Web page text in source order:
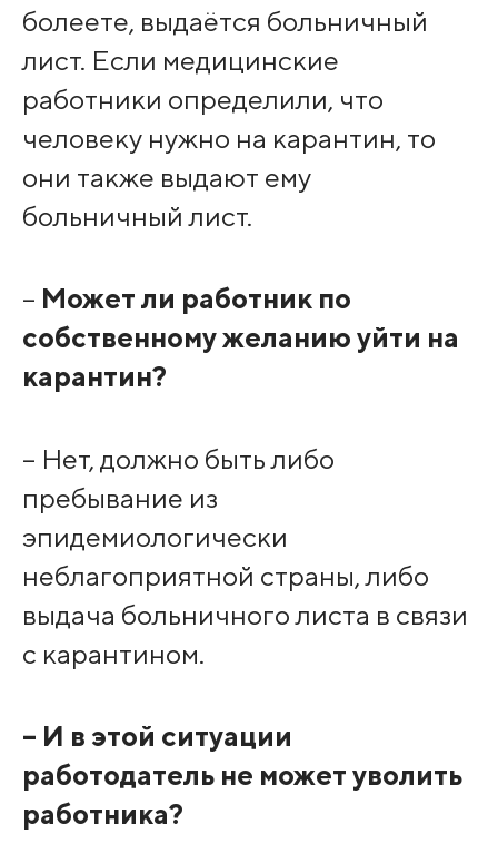
болеете, выдаётся больничный
лист. Если медицинские
работники определили, что
человеку нужно на карантин, то
они также выдают ему
больничный лист.
– Может ли работник по
собственному желанию уйти на
карантин?
– Нет, должно быть либо
пребывание из
эпидемиологически
неблагоприятной страны, либо
выдача больничного листа в связи
с карантином.
– И в этой ситуации
работодатель не может уволить
работника?